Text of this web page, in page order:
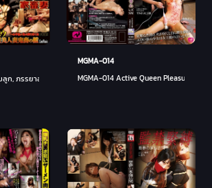
ก, ภรรยาสวยร้องไห้, กรงปีศาจ, มิว - มยุ (มยุ นัตสึเมะ, ลิซ่า ฮารุคา
MGMA-014
MGMA-014 Active Queen Pleasure การ